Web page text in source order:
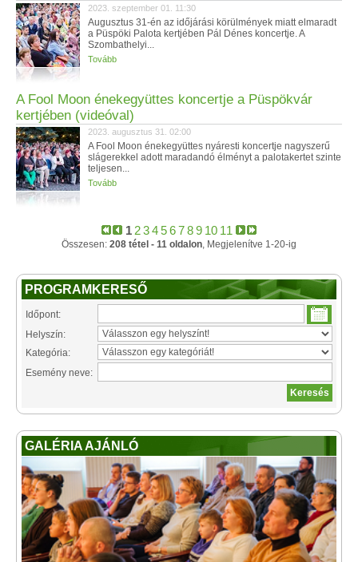
2023. szeptember 01. 11:30
Augusztus 31-én az időjárási körülmények miatt elmaradt
a Püspöki Palota kertjében Pál Dénes koncertje. A
Szombathelyi...
Tovább
A Fool Moon énekegyüttes koncertje a Püspökvár
kertjében (videóval)
2023. augusztus 31. 02:00
A Fool Moon énekegyüttes nyáresti koncertje nagyszerű
slágerekkel adott maradandó élményt a palotakertet szinte
teljesen...
Tovább
1 23456789 10 11
Összesen: 208 tétel - 11 oldalon, Megjelenítve 1-20-ig
PROGRAMKERESŐ
Időpont:
Helyszín:
Kategória:
Esemény neve:
GALÉRIA AJÁNLÓ